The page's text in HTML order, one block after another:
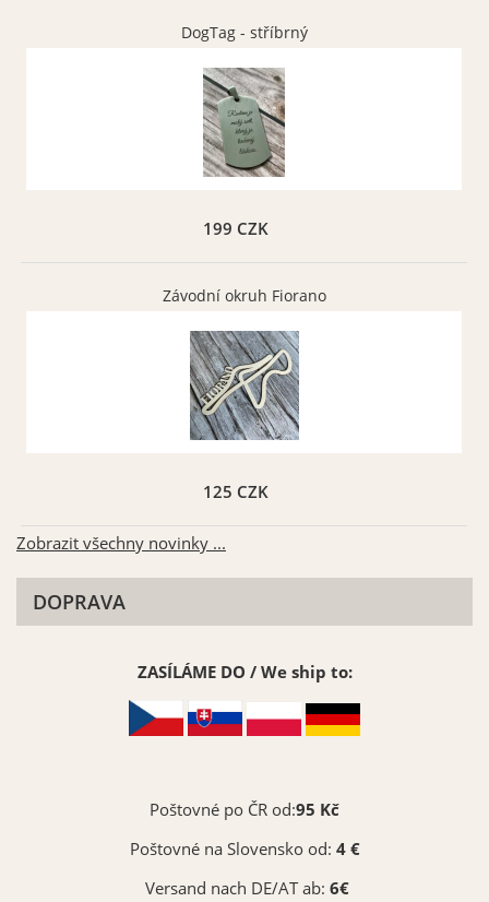
DogTag - stříbrný
199 CZK
Závodní okruh Fiorano
125 CZK
Zobrazit všechny novinky ...
DOPRAVA
ZASÍLÁME DO / We ship to:
Poštovné po ČR od:95 Kč
Poštovné na Slovensko od: 4 €
Versand nach DE/AT ab: 6€